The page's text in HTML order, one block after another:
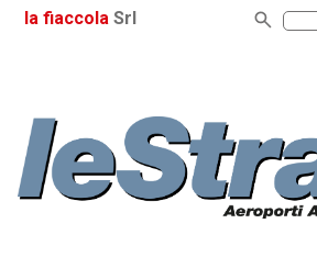
la fiaccola Srl